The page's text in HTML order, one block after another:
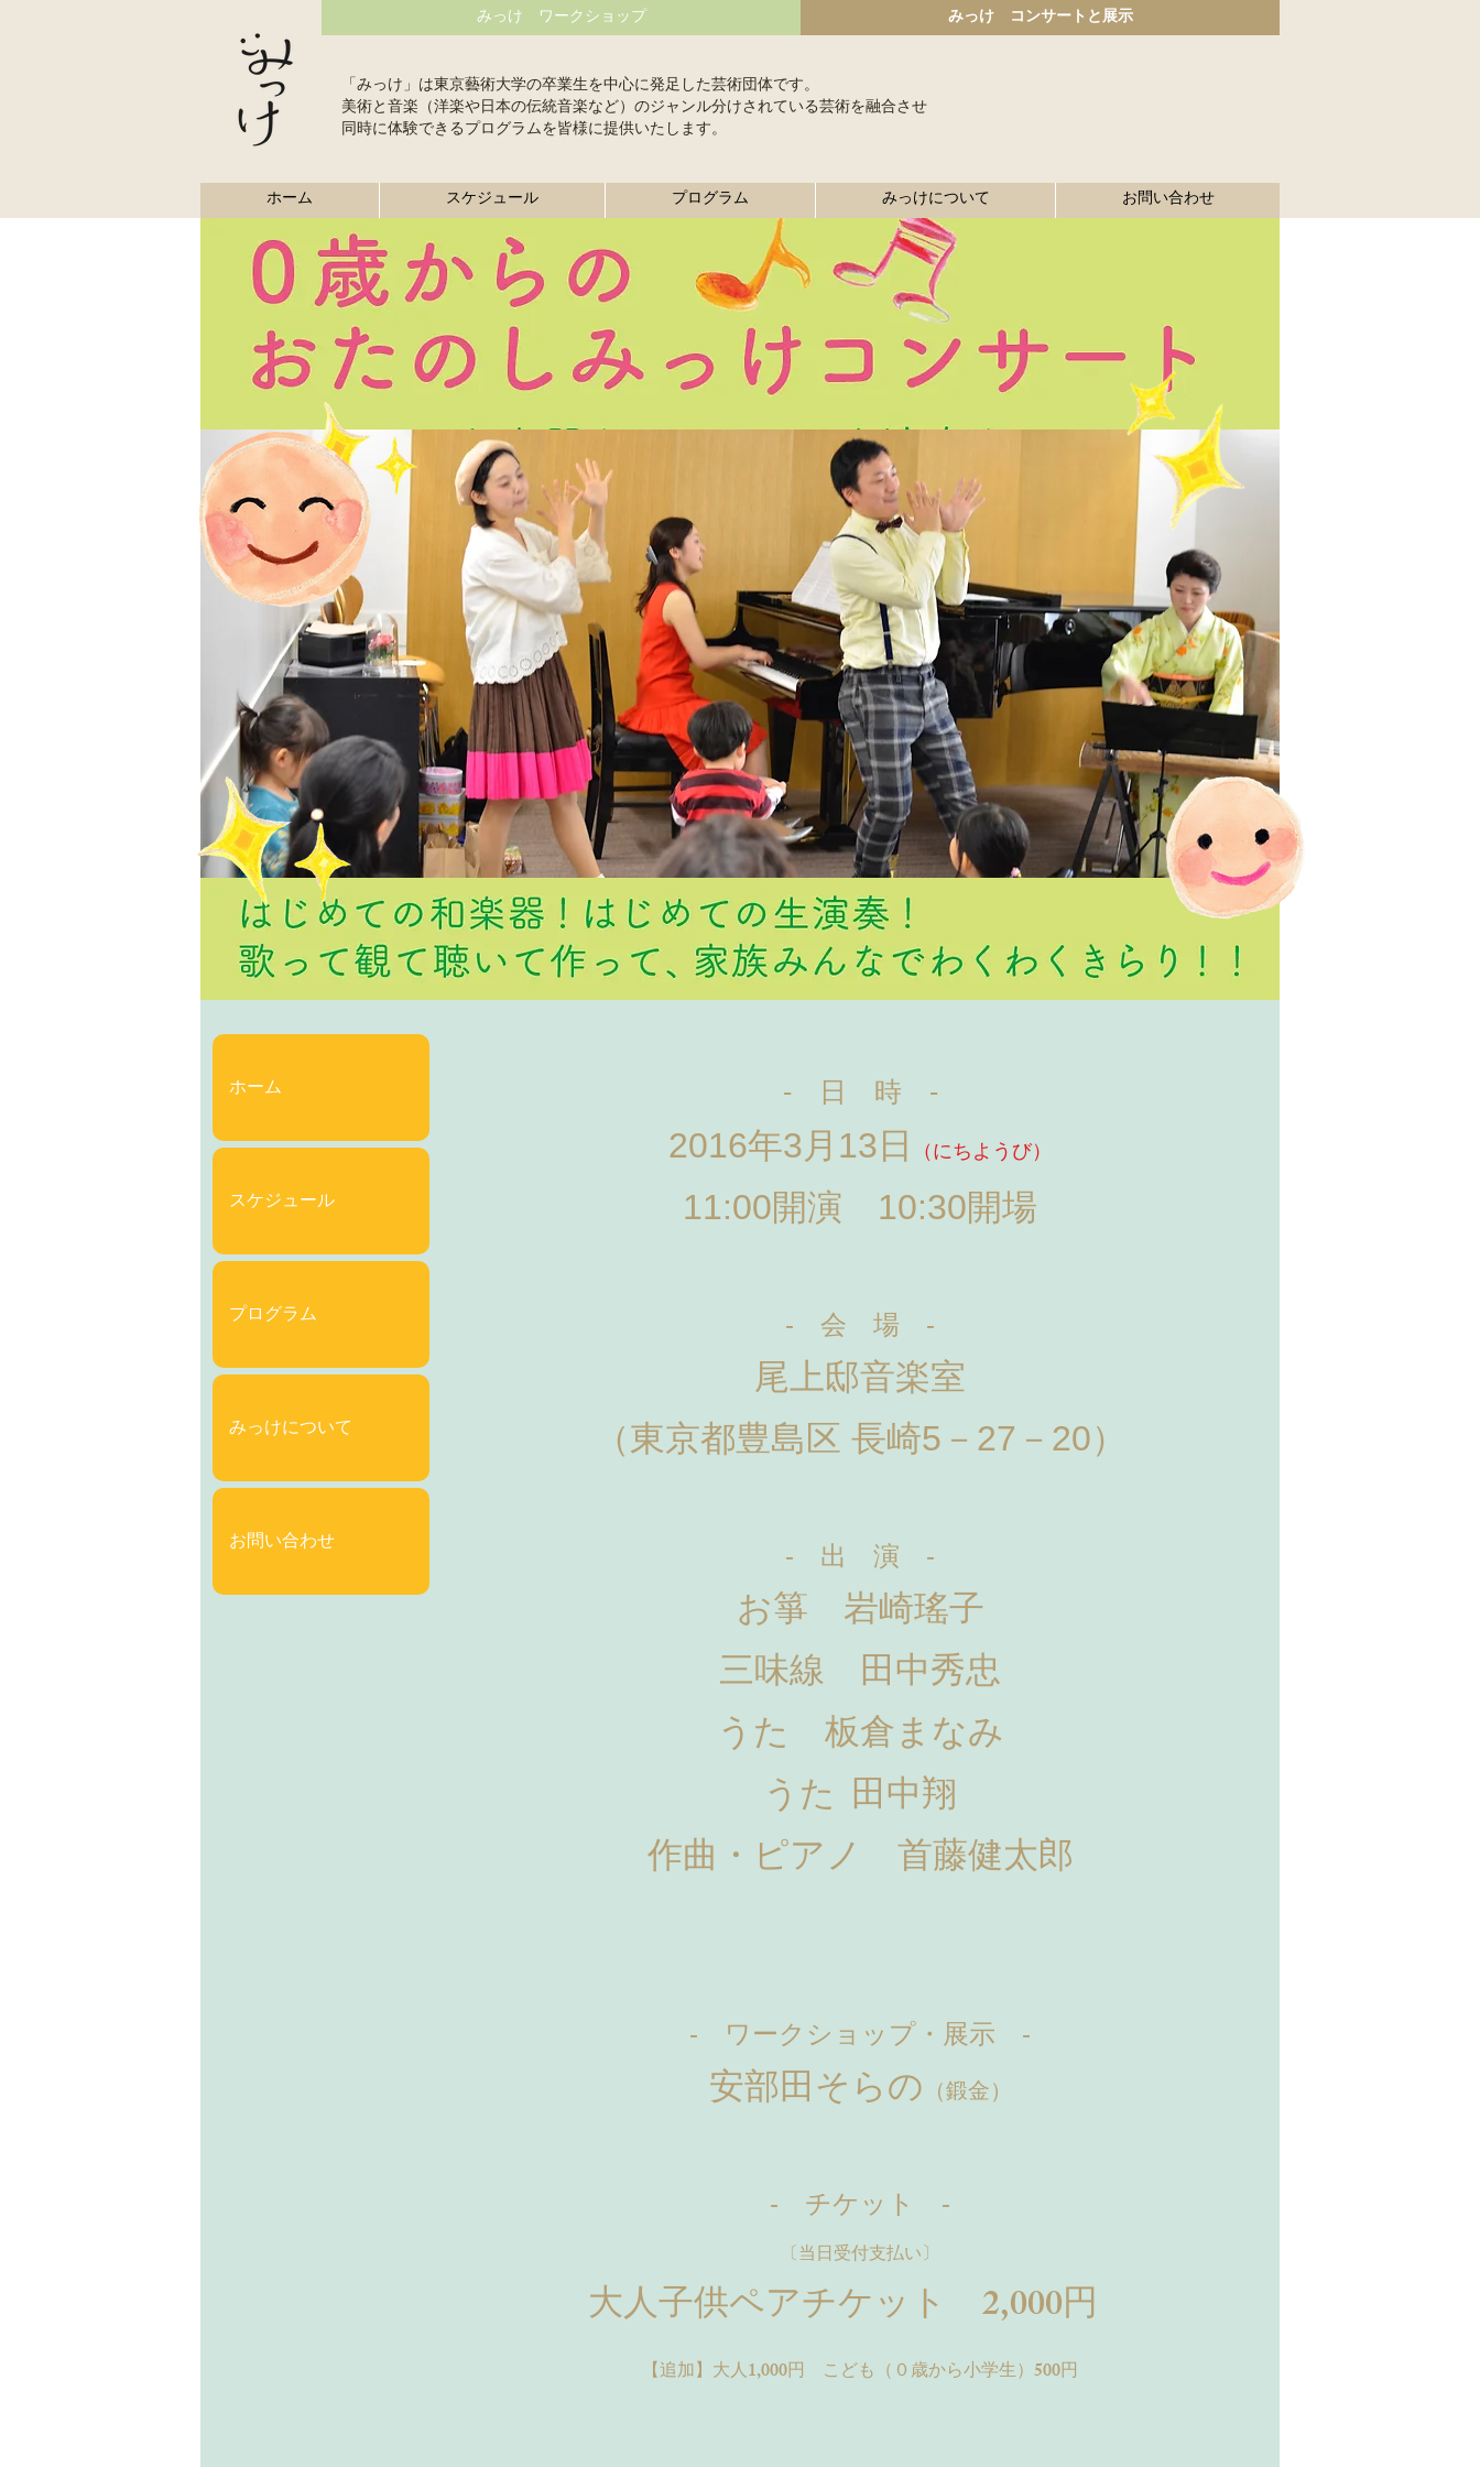
みっけ ワークショップ みっけ コンサートと展示
「みっけ」は東京藝術大学の卒業生を中心に発足した芸術団体です。
美術と音楽（洋楽や日本の伝統音楽など）のジャンル分けされている芸術を融合させ
同時に体験できるプログラムを皆様に提供いたします。
ホーム スケジュール プログラム みっけについて お問い合わせ
ホーム
スケジュール
プログラム
みっけについて
お問い合わせ
- 日 時 -
2016年3月13日 （にちようび）
11:00開演 10:30開場
- 会 場 -
尾上邸音楽室
（東京都豊島区 長崎5－27－20）
- 出 演 -
お箏 岩崎瑤子
三味線 田中秀忠
うた 板倉まなみ
うた 田中翔
作曲・ピアノ 首藤健太郎
- ワークショップ・展示 -
安部田そらの （鍛金）
- チケット -
〔当日受付支払い〕​
大人子供ペアチケット 2,000円
【追加】大人1,000円 こども（０歳から小学生）500円